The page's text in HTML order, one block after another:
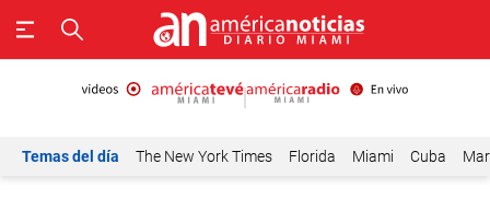
Temas del día The New York Times Florida Miami Cuba